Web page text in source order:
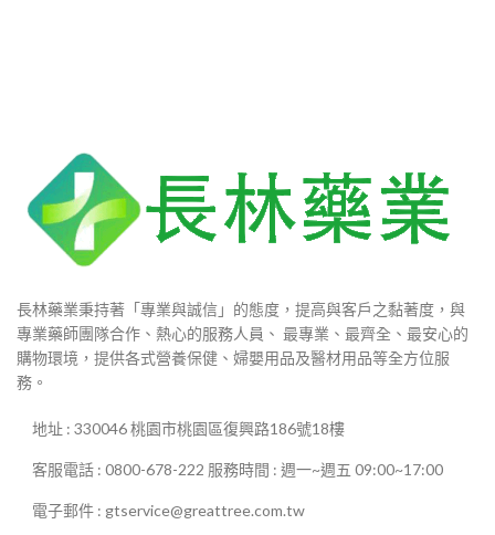
長林藥業秉持著「專業與誠信」的態度，提高與客戶之黏著度，與
專業藥師團隊合作、熱心的服務人員、 最專業、最齊全、最安心的
購物環境，提供各式營養保健、婦嬰用品及醫材用品等全方位服
務。
地址 : 330046 桃園市桃園區復興路186號18樓
客服電話 : 0800-678-222 服務時間 : 週一~週五 09:00~17:00
電子郵件 : gtservice@greattree.com.tw